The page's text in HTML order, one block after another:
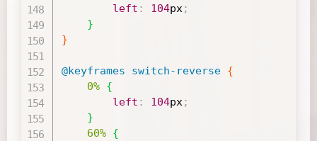
left : 104px;
}
}
@keyframes switch-reverse {
0% {
left : 104px;
}
60% {